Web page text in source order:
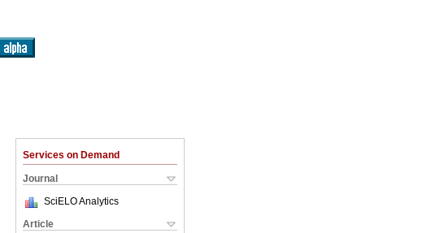
Services on Demand
Journal
SciELO Analytics
Article